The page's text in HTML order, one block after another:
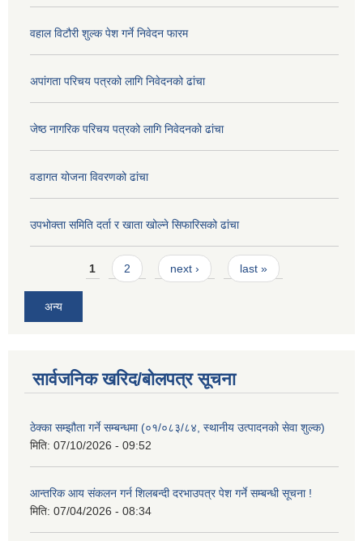
वहाल विटौरी शुल्क पेश गर्ने निवेदन फारम
अपांगता परिचय पत्रको लागि निवेदनको ढांचा
जेष्ठ नागरिक परिचय पत्रको लागि निवेदनको ढांचा
वडागत योजना विवरणको ढांचा
उपभोक्ता समिति दर्ता र खाता खोल्ने सिफारिसको ढांचा
Pages1 2 next › last »
अन्य
सार्वजनिक खरिद/बोलपत्र सूचना
ठेक्का सम्झौता गर्ने सम्बन्धमा (०१/०८३/८४, स्थानीय उत्पादनको सेवा शुल्क)
मिति: 07/10/2026 - 09:52
आन्तरिक आय संकलन गर्न शिलबन्दी दरभाउपत्र पेश गर्ने सम्बन्धी सूचना !
मिति: 07/04/2026 - 08:34